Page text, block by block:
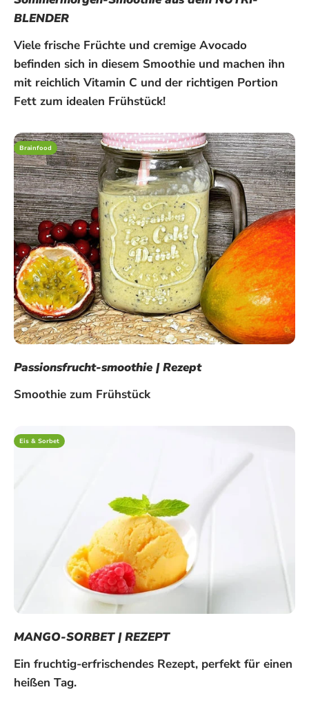
BLENDER
Viele frische Früchte und cremige Avocado
befinden sich in diesem Smoothie und machen ihn
mit reichlich Vitamin C und der richtigen Portion
Fett zum idealen Frühstück!
Brainfood
Passionsfrucht-smoothie | Rezept
Smoothie zum Frühstück
Eis & Sorbet
MANGO-SORBET | REZEPT
Ein fruchtig-erfrischendes Rezept, perfekt für einen
heißen Tag.